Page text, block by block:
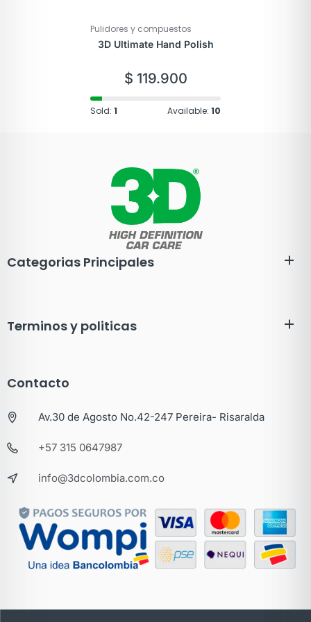
Pulidores y compuestos
3D Ultimate Hand Polish
$ 119.900
Sold:1 Available: 10
Categorias Principales
Terminos y politicas
Contacto
Av.30 de Agosto No.42-247 Pereira- Risaralda
+57 315 0647987
info@3dcolombia.com.co